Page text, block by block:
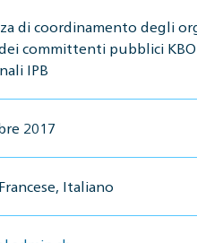
di coordinamento degli
committenti pubblici
IPB
2017
Italiano